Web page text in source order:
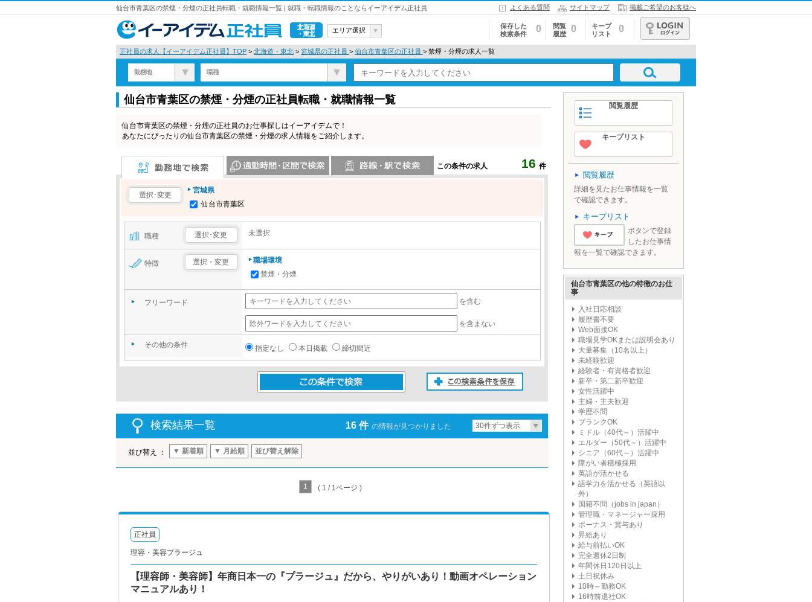
仙台市青葉区の禁煙・分煙の正社員転職・就職情報一覧 | 就職・転職情報のことならイーアイデム正社員 よくある質問 サイトマップ 掲載ご希望のお客様へ
北海道・東
北
エリア選択
保存した
検索条件
0
閲覧
履歴
0
キープ
リスト
0
ログイン
正社員の求人【イーアイデム正社員】TOP > 北海道・東北 > 宮城県の正社員 > 仙台市青葉区の正社員 > 禁煙・分煙の求人一覧
勤務地 職種
仙台市青葉区の禁煙・分煙の正社員転職・就職情報一覧
仙台市青葉区の禁煙・分煙の正社員のお仕事探しはイーアイデムで！
あなたにぴったりの仙台市青葉区の禁煙・分煙の求人情報をご紹介します。
この条件の求人 16 件
選択･変更
宮城県
仙台市青葉区
職種 選択･変更 未選択
特徴 選択・変更
職場環境
禁煙・分煙
フリーワード を含む
を含まない
その他の条件 指定なし 本日掲載 締切間近
検索結果一覧 16 件 の情報が見つかりました 30件ずつ表示
並び替え ： ▼ 新着順 ▼ 月給順 並び替え解除
1 ( 1 / 1ページ )
正社員
理容・美容プラージュ
【理容師・美容師】年商日本一の『プラージュ』だから、やりがいあり！動画オペレーション
マニュアルあり！
閲覧履歴
キープリスト
閲覧履歴
詳細を見たお仕事情報を一覧
で確認できます。
キープリスト
'とりあえずキ
ボタンで登録
したお仕事情
報を一覧で確認できます。
仙台市青葉区の他の特徴のお仕
事
入社日応相談
履歴書不要
Web面接OK
職場見学OKまたは説明会あり
大量募集（10名以上）
未経験歓迎
経験者・有資格者歓迎
新卒・第二新卒歓迎
女性活躍中
主婦・主夫歓迎
学歴不問
ブランクOK
ミドル（40代～）活躍中
エルダー（50代～）活躍中
シニア（60代～）活躍中
障がい者積極採用
英語が活かせる
語学力を活かせる（英語以
外）
国籍不問（jobs in japan）
管理職・マネージャー採用
ボーナス・賞与あり
昇給あり
給与前払いOK
完全週休2日制
年間休日120日以上
土日祝休み
10時～勤務OK
16時前退社OK